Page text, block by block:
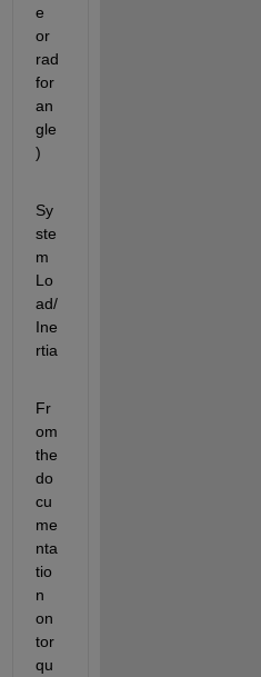
e
or
rad
for
an
gle
)
Sy
ste
m
Lo
ad/
Ine
rtia
Fr
om
the
do
cu
me
nta
tio
n
on
tor
qu